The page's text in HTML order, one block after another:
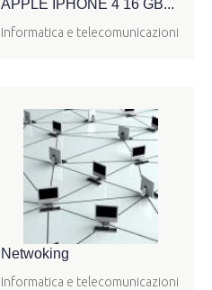
APPLE IPHONE 4 16 GB...
Informatica e telecomunicazioni
Netwoking
Informatica e telecomunicazioni